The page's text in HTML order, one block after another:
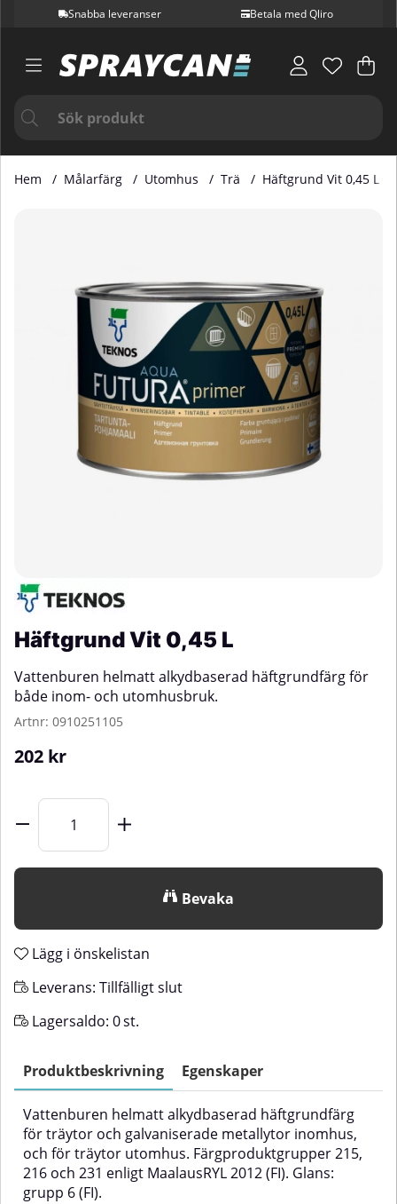
Snabba leveranser Betala med Qliro
.
Hem Målarfärg Utomhus Trä Häftgrund Vit 0,45 L
Häftgrund Vit 0,45 L
Vattenburen helmatt alkydbaserad häftgrundfärg för
både inom- och utomhusbruk.
Artnr: 0910251105
202 kr
Bevaka
Lägg i önskelistan
Leverans: Tillfälligt slut
Lagersaldo: 0st.
Produktbeskrivning Egenskaper
Vattenburen helmatt alkydbaserad häftgrundfärg
för träytor och galvaniserade metallytor inomhus,
och för träytor utomhus. Färgproduktgrupper 215,
216 och 231 enligt MaalausRYL 2012 (FI). Glans:
grupp 6 (FI).